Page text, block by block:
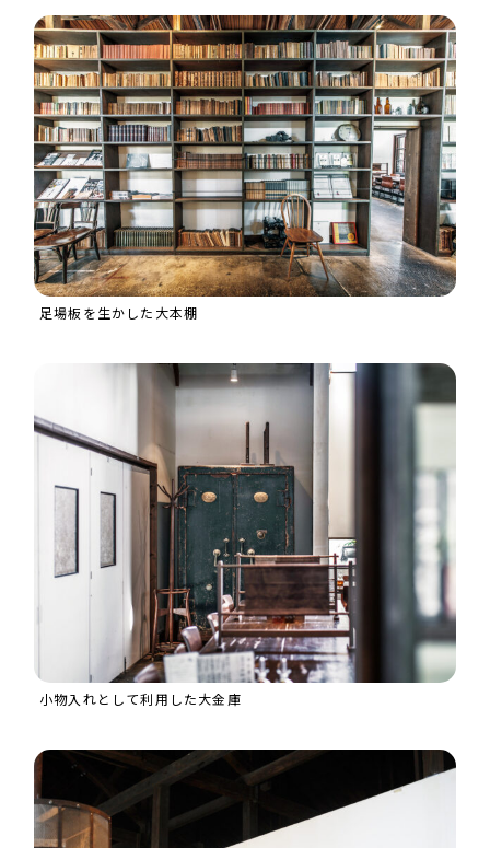
足場板を生かした大本棚
小物入れとして利用した大金庫